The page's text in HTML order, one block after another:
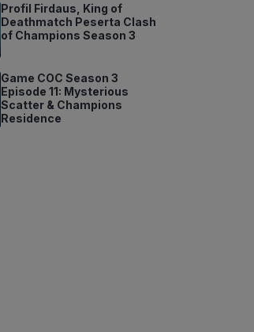
Profil Firdaus, King of
Deathmatch Peserta Clash
of Champions Season 3
Game COC Season 3
Episode 11: Mysterious
Scatter & Champions
Residence